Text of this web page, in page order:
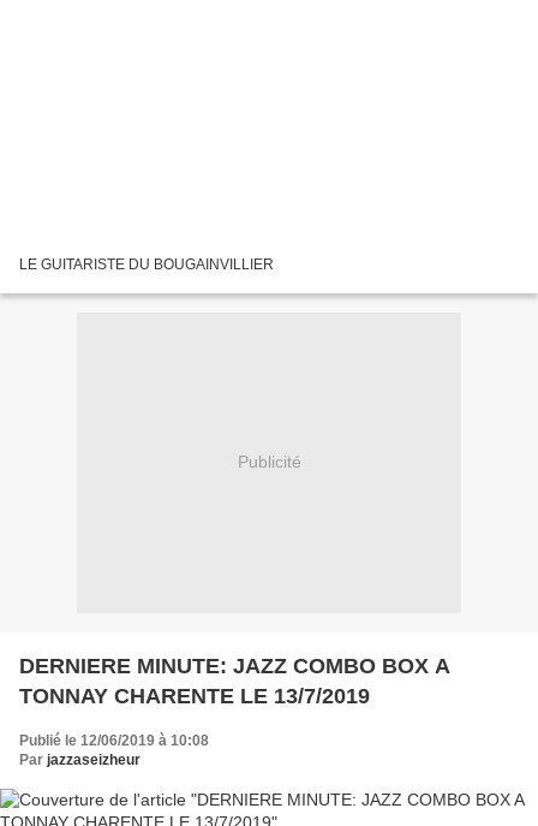
LE GUITARISTE DU BOUGAINVILLIER
Publicité
DERNIERE MINUTE: JAZZ COMBO BOX A
TONNAY CHARENTE LE 13/7/2019
Publié le 12/06/2019 à 10:08
Par jazzaseizheur